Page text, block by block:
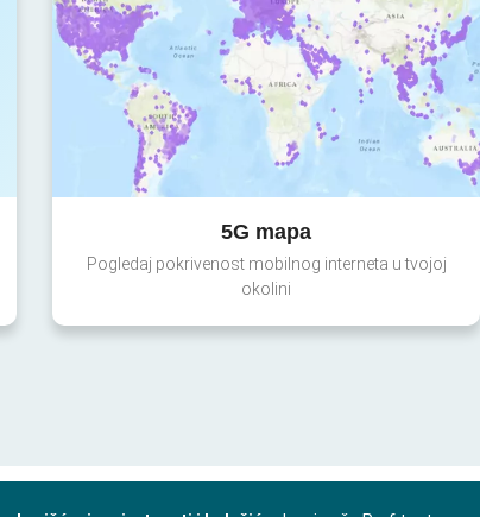
5G mapa
Pogledaj pokrivenost mobilnog interneta u tvojoj
okolini